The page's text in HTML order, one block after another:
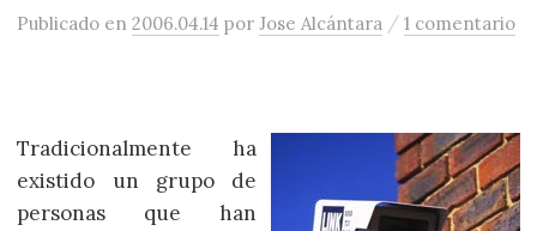
Publicado en2006.04.14 porJose Alcántara /1 comentario
Tradicionalmente ha
existido un grupo de
personas que han